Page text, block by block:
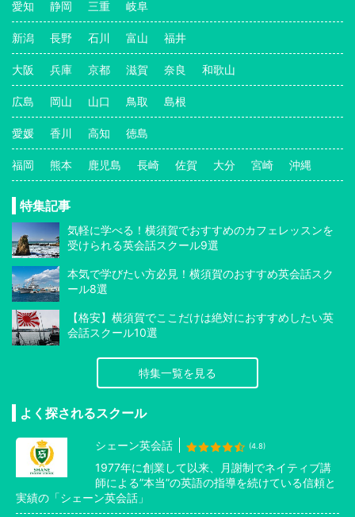
愛知 静岡 三重 岐阜
新潟 長野 石川 富山 福井
大阪 兵庫 京都 滋賀 奈良 和歌山
広島 岡山 山口 鳥取 島根
愛媛 香川 高知 徳島
福岡 熊本 鹿児島 長崎 佐賀 大分 宮崎 沖縄
特集記事
気軽に学べる！横須賀でおすすめのカフェレッスンを
受けられる英会話スクール9選
本気で学びたい方必見！横須賀のおすすめ英会話スク
ール8選
【格安】横須賀でここだけは絶対におすすめしたい英
会話スクール10選
特集一覧を見る
よく探されるスクール
シェーン英会話 (4.8)
1977年に創業して以来、月謝制でネイティブ講
師による”本当”の英語の指導を続けている信頼と
実績の「シェーン英会話」